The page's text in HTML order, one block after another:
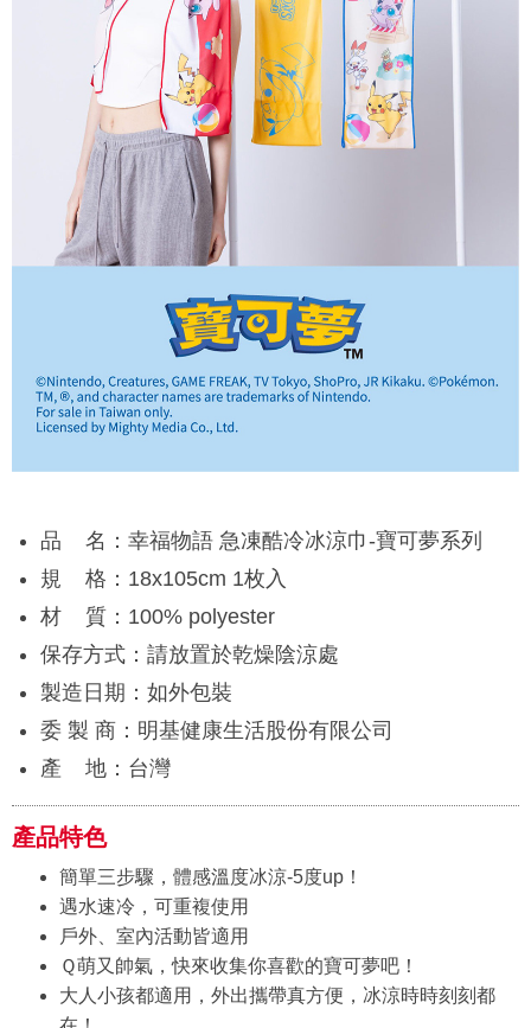
品 名：幸福物語 急凍酷冷冰涼巾-寶可夢系列
規 格：18x105cm 1枚入
材 質：100% polyester
保存方式：請放置於乾燥陰涼處
製造日期：如外包裝
委 製 商：明基健康生活股份有限公司
產 地：台灣
產品特色
簡單三步驟，體感溫度冰涼-5度up！
遇水速冷，可重複使用
戶外、室內活動皆適用
Ｑ萌又帥氣，快來收集你喜歡的寶可夢吧！
大人小孩都適用，外出攜帶真方便，冰涼時時刻刻都